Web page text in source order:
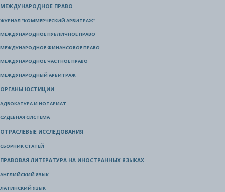
МЕЖДУНАРОДНОЕ ПРАВО
ЖУРНАЛ "КОММЕРЧЕСКИЙ АРБИТРАЖ"
МЕЖДУНАРОДНОЕ ПУБЛИЧНОЕ ПРАВО
МЕЖДУНАРОДНОЕ ФИНАНСОВОЕ ПРАВО
МЕЖДУНАРОДНОЕ ЧАСТНОЕ ПРАВО
МЕЖДУНАРОДНЫЙ АРБИТРАЖ
ОРГАНЫ ЮСТИЦИИ
АДВОКАТУРА И НОТАРИАТ
СУДЕБНАЯ СИСТЕМА
ОТРАСЛЕВЫЕ ИССЛЕДОВАНИЯ
СБОРНИК СТАТЕЙ
ПРАВОВАЯ ЛИТЕРАТУРА НА ИНОСТРАННЫХ ЯЗЫКАХ
АНГЛИЙСКИЙ ЯЗЫК
ЛАТИНСКИЙ ЯЗЫК